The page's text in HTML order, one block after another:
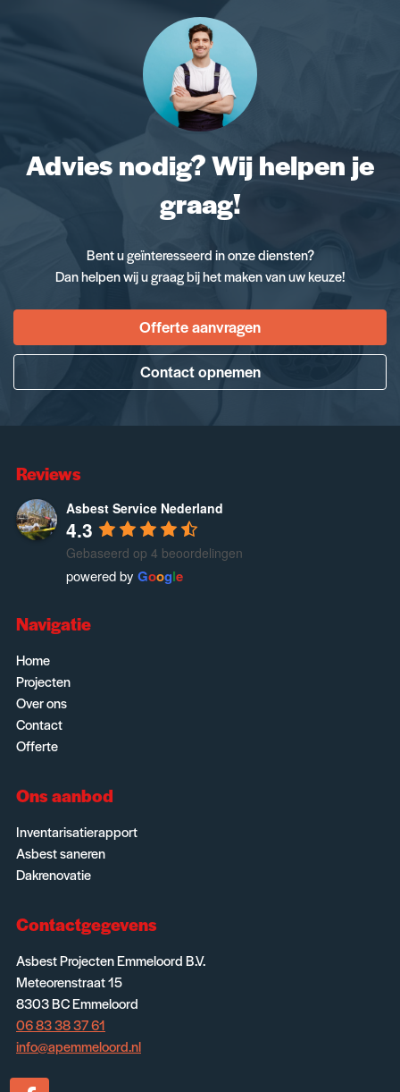
Advies nodig? Wij helpen je
graag!
Bent u geïnteresseerd in onze diensten?
Dan helpen wij u graag bij het maken van uw keuze!
Offerte aanvragen
Contact opnemen
Reviews
Asbest Service Nederland
4.3
Gebaseerd op 4 beoordelingen
powered by Google
Navigatie
Home
Projecten
Over ons
Contact
Offerte
Ons aanbod
Inventarisatierapport
Asbest saneren
Dakrenovatie
Contactgegevens
Asbest Projecten Emmeloord B.V.
Meteorenstraat 15
8303 BC Emmeloord
06 83 38 37 61
info@apemmeloord.nl